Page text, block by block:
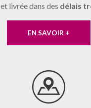
et livrée dans des délais
EN SAVOIR +